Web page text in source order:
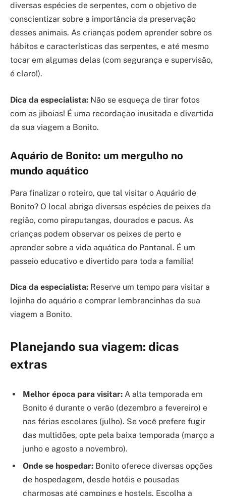
diversas espécies de serpentes, com o objetivo de
conscientizar sobre a importância da preservação
desses animais. As crianças podem aprender sobre os
hábitos e características das serpentes, e até mesmo
tocar em algumas delas (com segurança e supervisão,
é claro!).
Dica da especialista: Não se esqueça de tirar fotos
com as jiboias! É uma recordação inusitada e divertida
da sua viagem a Bonito.
Aquário de Bonito: um mergulho no
mundo aquático
Para finalizar o roteiro, que tal visitar o Aquário de
Bonito? O local abriga diversas espécies de peixes da
região, como piraputangas, dourados e pacus. As
crianças podem observar os peixes de perto e
aprender sobre a vida aquática do Pantanal. É um
passeio educativo e divertido para toda a família!
Dica da especialista: Reserve um tempo para visitar a
lojinha do aquário e comprar lembrancinhas da sua
viagem a Bonito.
Planejando sua viagem: dicas
extras
Melhor época para visitar: A alta temporada em
Bonito é durante o verão (dezembro a fevereiro) e
nas férias escolares (julho). Se você prefere fugir
das multidões, opte pela baixa temporada (março a
junho e agosto a novembro).
Onde se hospedar: Bonito oferece diversas opções
de hospedagem, desde hotéis e pousadas
charmosas até campings e hostels. Escolha a